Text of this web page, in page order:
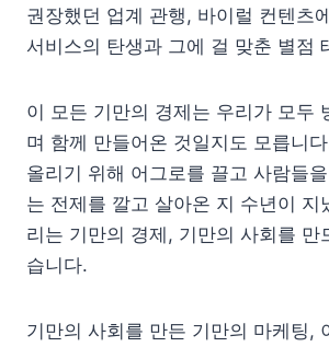
권장했던 업계 관행, 바이럴 컨텐츠
서비스의 탄생과 그에 걸 맞춘 별점
이 모든 기만의 경제는 우리가 모두
며 함께 만들어온 것일지도 모릅니
올리기 위해 어그로를 끌고 사람들
는 전제를 깔고 살아온 지 수년이 지
리는 기만의 경제, 기만의 사회를 만
습니다.
기만의 사회를 만든 기만의 마케팅,